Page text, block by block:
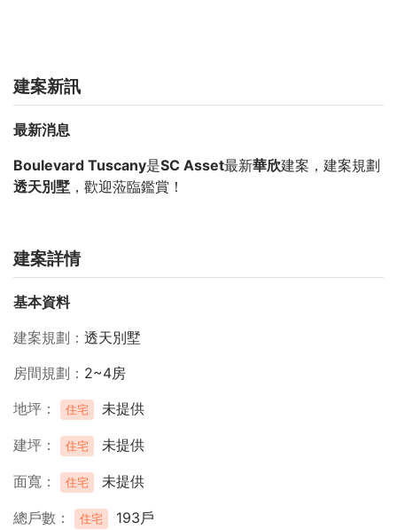
建案新訊
最新消息
Boulevard Tuscany是SC Asset最新華欣建案，建案規劃
透天別墅 ，歡迎蒞臨鑑賞！
建案詳情
基本資料
建案規劃
透天別墅
房間規劃
2~4房
地坪
住宅 未提供
建坪 住宅 未提供
面寬 住宅 未提供
總戶數 住宅 193戶